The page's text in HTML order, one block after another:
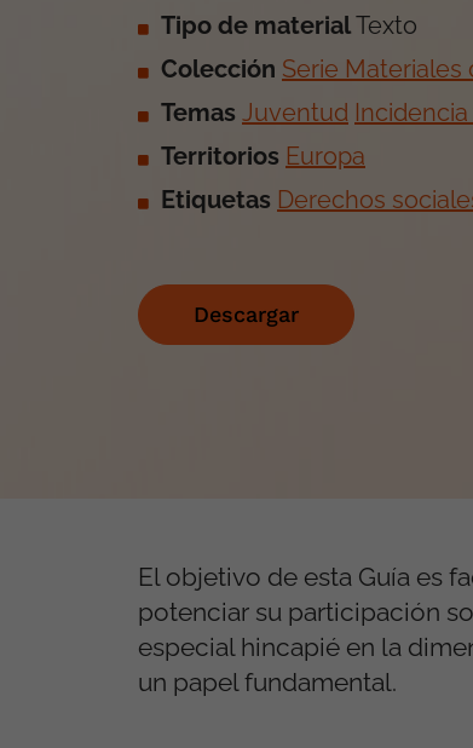
Tipo de material Texto
Colección Serie Materiales
Temas Juventud
Territorios Europa
Etiquetas Derechos
Descargar
El objetivo de esta Guía es
potenciar su participación
especial hincapié en la
un papel fundamental.